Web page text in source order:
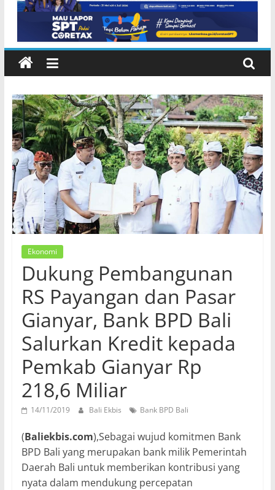
Lembeng Gianyar
Ekonomi
Dukung Pembangunan
RS Payangan dan Pasar
Gianyar, Bank BPD Bali
Salurkan Kredit kepada
Pemkab Gianyar Rp
218,6 Miliar
14/11/2019 Bali Ekbis Bank BPD Bali
(Baliekbis.com),Sebagai wujud komitmen Bank
BPD Bali yang merupakan bank milik Pemerintah
Daerah Bali untuk memberikan kontribusi yang
nyata dalam mendukung percepatan